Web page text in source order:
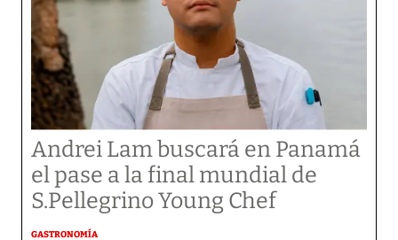
Andrei Lam buscará en Panamá
el pase a la final mundial de
S.Pellegrino Young Chef
GASTRONOMÍA